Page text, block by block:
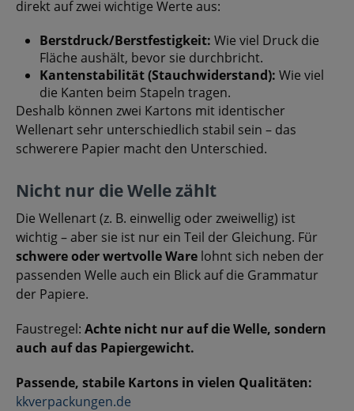
direkt auf zwei wichtige Werte aus:
Berstdruck/Berstfestigkeit: Wie viel Druck die
Fläche aushält, bevor sie durchbricht.
Kantenstabilität (Stauchwiderstand): Wie viel
die Kanten beim Stapeln tragen.
Deshalb können zwei Kartons mit identischer
Wellenart sehr unterschiedlich stabil sein – das
schwerere Papier macht den Unterschied.
Nicht nur die Welle zählt
Die Wellenart (z. B. einwellig oder zweiwellig) ist
wichtig – aber sie ist nur ein Teil der Gleichung. Für
schwere oder wertvolle Ware lohnt sich neben der
passenden Welle auch ein Blick auf die Grammatur
der Papiere.
Faustregel: Achte nicht nur auf die Welle, sondern
auch auf das Papiergewicht.
Passende, stabile Kartons in vielen Qualitäten:
kkverpackungen.de